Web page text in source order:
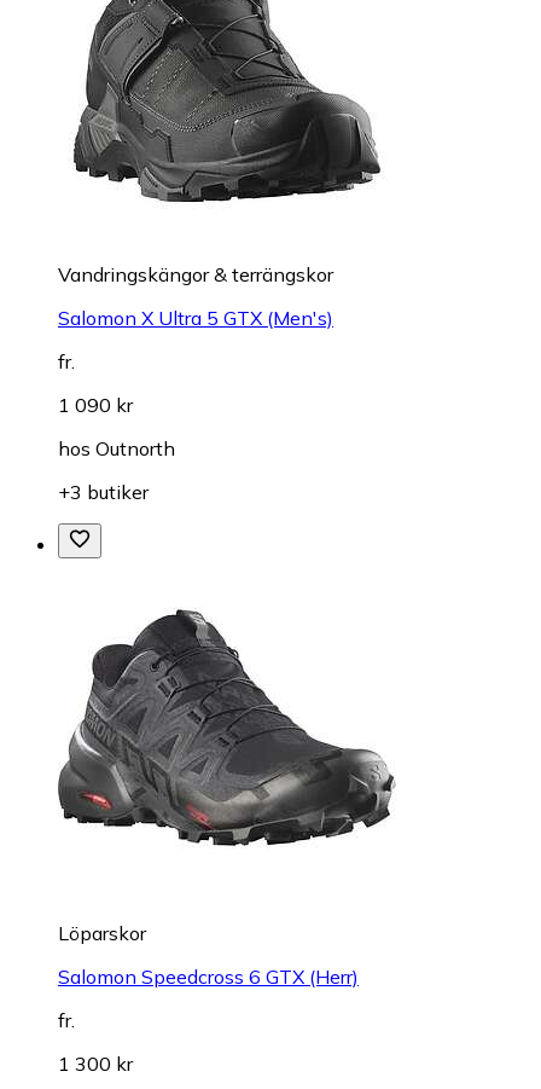
Vandringskängor & terrängskor
Salomon X Ultra 5 GTX (Men's)
fr.
1 090 kr
hos Outnorth
+3 butiker
Löparskor
Salomon Speedcross 6 GTX (Herr)
fr.
1 300 kr